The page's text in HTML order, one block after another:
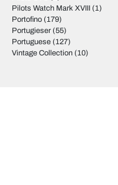
Pilots Watch Mark XVIII (1)
Portofino (179)
Portugieser (55)
Portuguese (127)
Vintage Collection (10)